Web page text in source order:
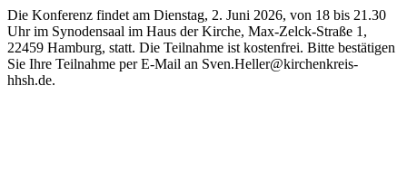
Die Konferenz findet am Dienstag, 2. Juni 2026, von 18 bis 21.30
Uhr im Synodensaal im Haus der Kirche, Max-Zelck-Straße 1,
22459 Hamburg, statt. Die Teilnahme ist kostenfrei. Bitte bestätigen
Sie Ihre Teilnahme per E-Mail an Sven.Heller@kirchenkreis-
hhsh.de.